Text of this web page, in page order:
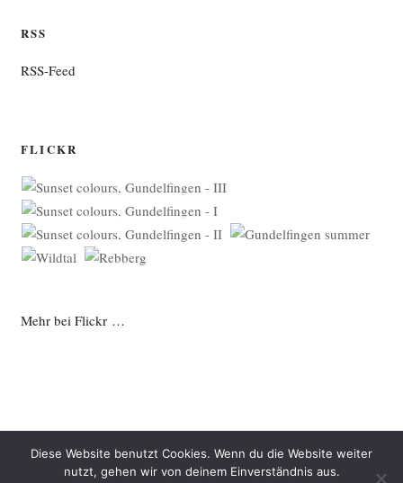
RSS
RSS-Feed
FLICKR
Mehr bei Flickr …
Diese Website benutzt Cookies. Wenn du die Website weiter
nutzt, gehen wir von deinem Einverständnis aus.